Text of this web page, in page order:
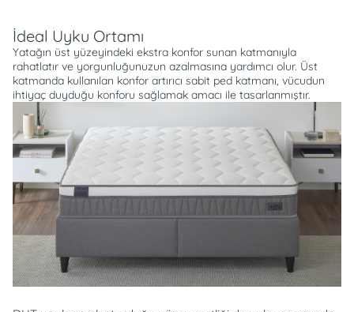
İdeal Uyku Ortamı
Yatağın üst yüzeyindeki ekstra konfor sunan katmanıyla
rahatlatır ve yorgunluğunuzun azalmasına yardımcı olur. Üst
katmanda kullanılan konfor artırıcı sabit ped katmanı, vücudun
ihtiyaç duyduğu konforu sağlamak amacı ile tasarlanmıştır.